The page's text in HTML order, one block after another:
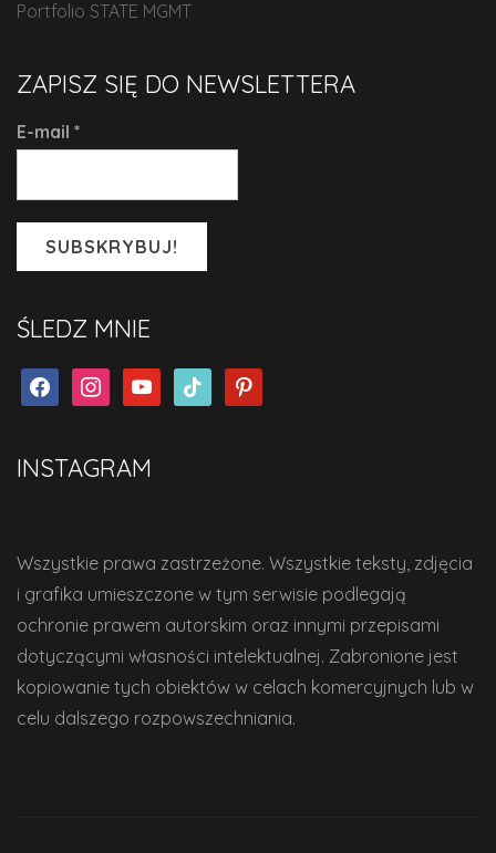
Portfolio STATE MGMT
ZAPISZ SIĘ DO NEWSLETTERA
E-mail *
ŚLEDZ MNIE
facebookinstagramyoutubetiktok pinterest
INSTAGRAM
Wszystkie prawa zastrzeżone. Wszystkie teksty, zdjęcia
i grafika umieszczone w tym serwisie podlegają
ochronie prawem autorskim oraz innymi przepisami
dotyczącymi własności intelektualnej. Zabronione jest
kopiowanie tych obiektów w celach komercyjnych lub w
celu dalszego rozpowszechniania.